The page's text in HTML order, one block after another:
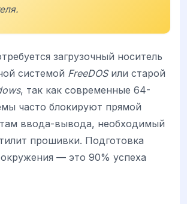
загрузочный носитель
системой FreeDOSили старой
, так как современные 64-
часто блокируют прямой
ввода-вывода, необходимый
прошивки. Подготовка
— это 90% успеха